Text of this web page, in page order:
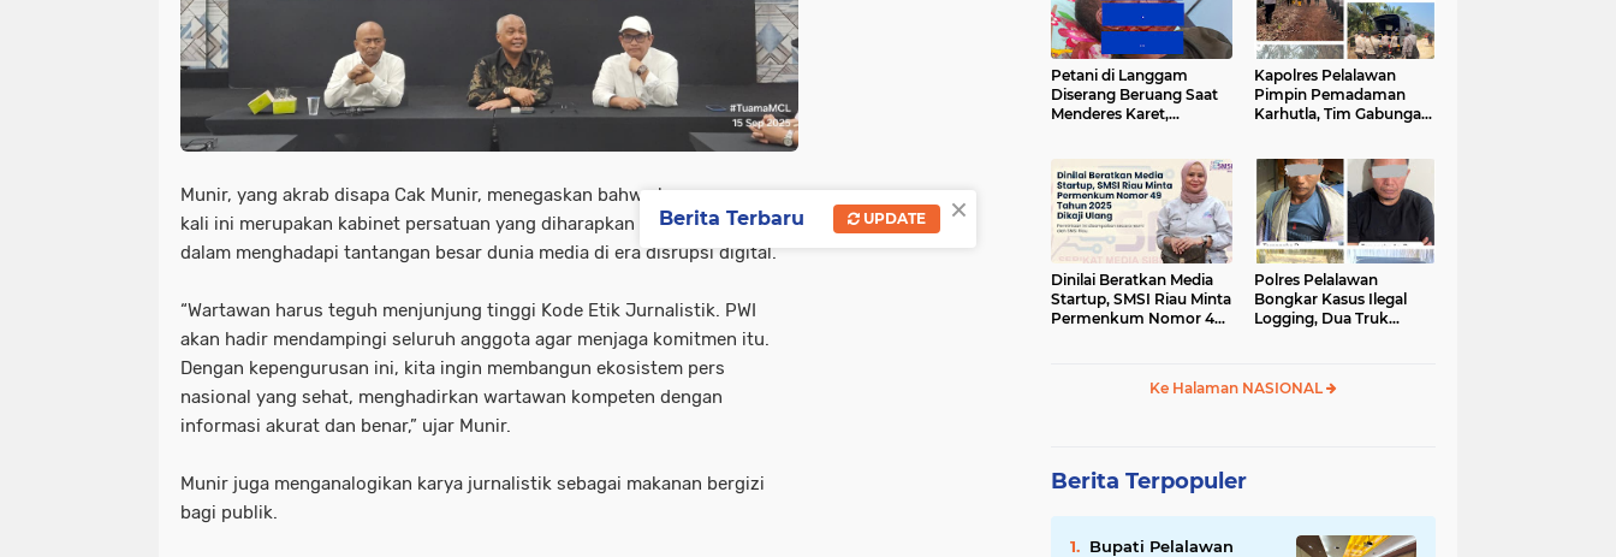
Munir, yang akrab disapa Cak Munir, menegaskan bahwa kepengurusan
kali ini merupakan kabinet persatuan yang diharapkan semakin solid
dalam menghadapi tantangan besar dunia media di era disrupsi digital.
“Wartawan harus teguh menjunjung tinggi Kode Etik Jurnalistik. PWI
akan hadir mendampingi seluruh anggota agar menjaga komitmen itu.
Dengan kepengurusan ini, kita ingin membangun ekosistem pers
nasional yang sehat, menghadirkan wartawan kompeten dengan
informasi akurat dan benar,” ujar Munir.
Munir juga menganalogikan karya jurnalistik sebagai makanan bergizi
bagi publik.
Petani di Langgam
Diserang Beruang Saat
Menderes Karet,
Kapolres Pelalawan
Pimpin Pemadaman
Karhutla, Tim Gabungan
Dinilai Beratkan Media
Startup, SMSI Riau Minta
Permenkum Nomor 49
Polres Pelalawan
Bongkar Kasus Ilegal
Logging, Dua Truk
Ke Halaman NASIONAL
Berita Terpopuler
Bupati Pelalawan
×
Berita Terbaru UPDATE